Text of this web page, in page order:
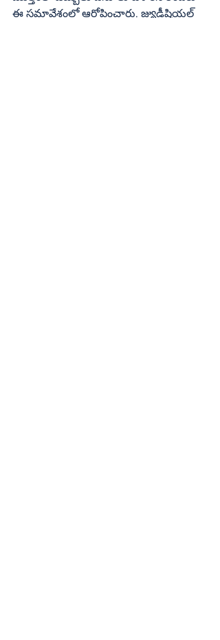
ఈ సమావేశంలో ఆరోపించారు. జ్యుడీషియల్